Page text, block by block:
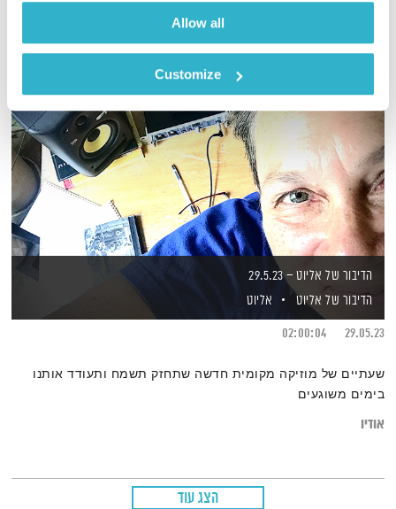
Allow all
Customize
הדיבור של אליוט – 29.5.23
הדיבור של אליוט
אליוט
29.05.23
02:00:04
שעתיים של מוזיקה מקומית חדשה שתחזק תשמח ותעודד אותנו
בימים משוגעים
אודיו
הצג עוד